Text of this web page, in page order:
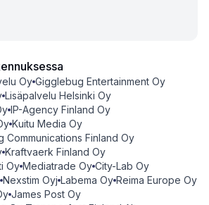
Oy Gigglebug Entertainment Oy
Lisäpalvelu Helsinki Oy
IP-Agency Finland Oy
Kuitu Media Oy
Communications Finland Oy
Kraftvaerk Finland Oy
Oy Mediatrade Oy City-Lab Oy
Nexstim Oyj Labema Oy Reima Europe Oy
James Post Oy